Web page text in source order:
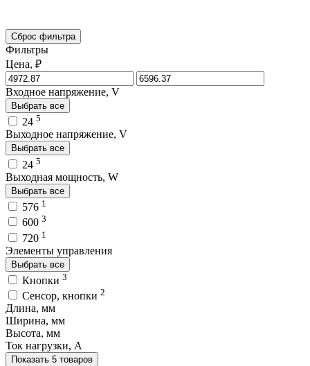
Сброс фильтра
Фильтры
Цена, ₽
Входное напряжение, V
Выбрать все
24 5
Выходное напряжение, V
Выбрать все
24 5
Выходная мощность, W
Выбрать все
576 1
600 3
720 1
Элементы управления
Выбрать все
Кнопки 3
Сенсор, кнопки 2
Длина, мм
Ширина, мм
Высота, мм
Ток нагрузки, A
Показать 5 товаров